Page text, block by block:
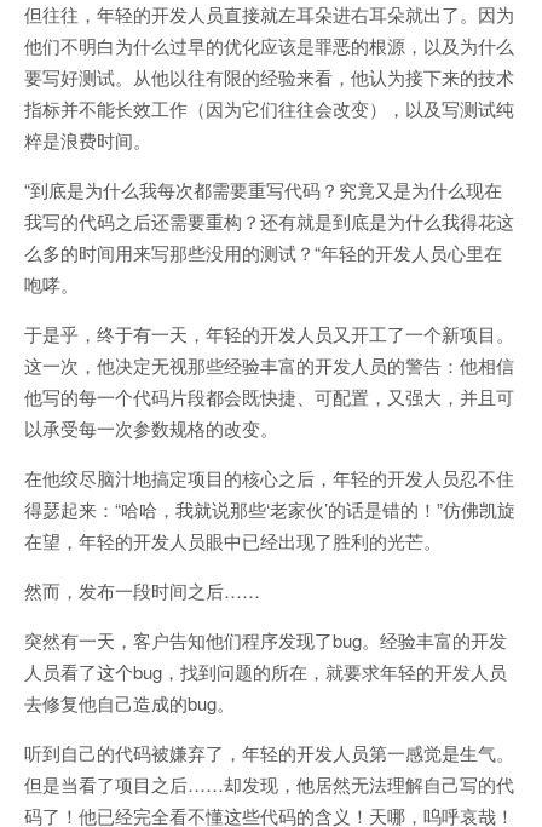
但往往，年轻的开发人员直接就左耳朵进右耳朵就出了。因为
他们不明白为什么过早的优化应该是罪恶的根源，以及为什么
要写好测试。从他以往有限的经验来看，他认为接下来的技术
指标并不能长效工作（因为它们往往会改变），以及写测试纯
粹是浪费时间。
“到底是为什么我每次都需要重写代码？究竟又是为什么现在
我写的代码之后还需要重构？还有就是到底是为什么我得花这
么多的时间用来写那些没用的测试？“年轻的开发人员心里在
咆哮。
于是乎，终于有一天，年轻的开发人员又开工了一个新项目。
这一次，他决定无视那些经验丰富的开发人员的警告：他相信
他写的每一个代码片段都会既快捷、可配置，又强大，并且可
以承受每一次参数规格的改变。
在他绞尽脑汁地搞定项目的核心之后，年轻的开发人员忍不住
得瑟起来：“哈哈，我就说那些‘老家伙’的话是错的！”仿佛凯旋
在望，年轻的开发人员眼中已经出现了胜利的光芒。
然而，发布一段时间之后……
突然有一天，客户告知他们程序发现了bug。经验丰富的开发
人员看了这个bug，找到问题的所在，就要求年轻的开发人员
去修复他自己造成的bug。
听到自己的代码被嫌弃了，年轻的开发人员第一感觉是生气。
但是当看了项目之后……却发现，他居然无法理解自己写的代
码了！他已经完全看不懂这些代码的含义！天哪，呜呼哀哉！